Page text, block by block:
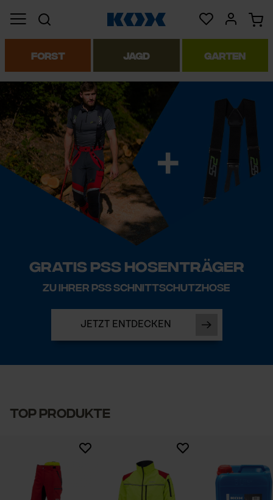
Forst Jagd Garten
Gratis PSS Hosenträger
Zu Ihrer PSS Schnittschutzhose
JETZT ENTDECKEN
Top produkte